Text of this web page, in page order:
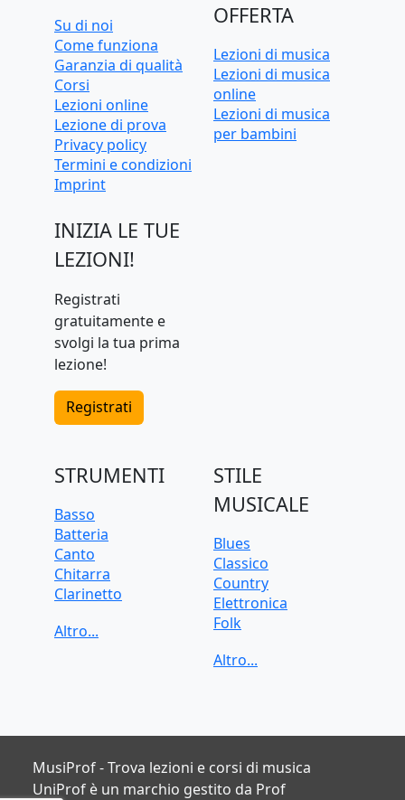
Su di noi
Come funziona
Garanzia di qualità
Corsi
Lezioni online
Lezione di prova
Privacy policy
Termini e condizioni
Imprint
INIZIA LE TUE
LEZIONI!
Registrati
gratuitamente e
svolgi la tua prima
lezione!
Registrati
OFFERTA
Lezioni di musica
Lezioni di musica
online
Lezioni di musica
per bambini
STRUMENTI
Basso
Batteria
Canto
Chitarra
Clarinetto
Pianoforte
Ukulele
Violoncello
STILE
MUSICALE
Blues
Classico
Country
Elettronica
Folk
Jazz
MusiProf - Trova lezioni e corsi di musica
UniProf è un marchio gestito da Prof